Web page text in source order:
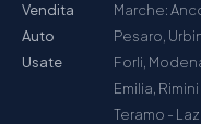
Vendita
Auto
Usate
Marche:
Pesaro,
Forli,
Emilia,
Teramo -